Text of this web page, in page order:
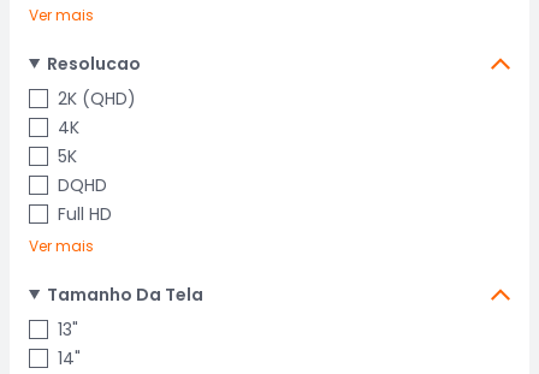
Ver mais
Resolucao
2K (QHD)
4K
5K
DQHD
Full HD
Ver mais
Tamanho Da Tela
13"
14"